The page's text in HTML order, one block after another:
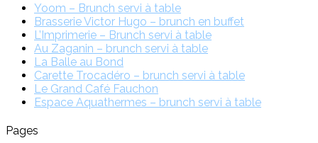
Yoom – Brunch servi à table
Brasserie Victor Hugo – brunch en buffet
L’Imprimerie – Brunch servi à table
Au Zaganin – brunch servi à table
La Balle au Bond
Carette Trocadéro – brunch servi à table
Le Grand Café Fauchon
Espace Aquathermes – brunch servi à table
Pages